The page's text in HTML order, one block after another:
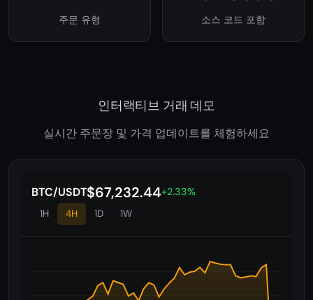
주문 유형 소스 코드 포함
인터랙티브 거래 데모
실시간 주문장 및 가격 업데이트를 체험하세요
BTC/USDT$67,242.05+2.35%
1H 4H 1D 1W